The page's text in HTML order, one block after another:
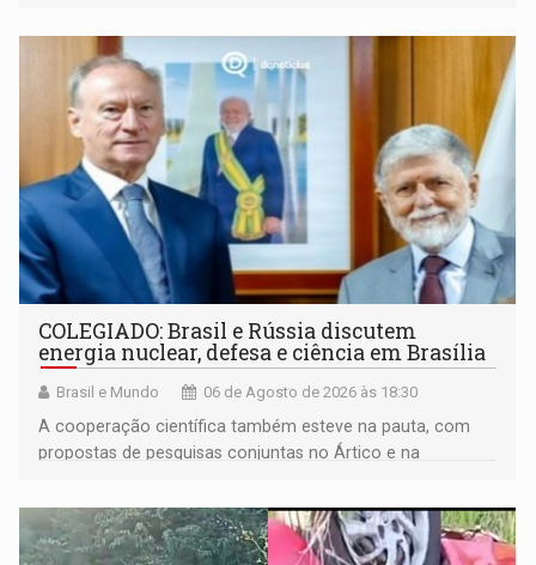
COLEGIADO: Brasil e Rússia discutem
energia nuclear, defesa e ciência em Brasília
Brasil e Mundo 06 de Agosto de 2026 às 18:30
A cooperação científica também esteve na pauta, com
propostas de pesquisas conjuntas no Ártico e na